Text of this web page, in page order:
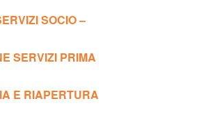
SOCIO –
SERVIZI PRIMA
E RIAPERTURA